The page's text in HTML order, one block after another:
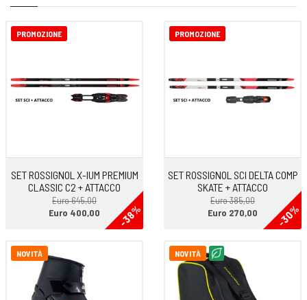
PROMOZIONE
SET ROSSIGNOL X-IUM PREMIUM
CLASSIC C2 + ATTACCO
Euro 645,00
-38%
Euro 400,00
PROMOZIONE
SET ROSSIGNOL SCI DELTA COMP
SKATE + ATTACCO
Euro 385,00
-30%
Euro 270,00
NOVITÀ NOVITÀ